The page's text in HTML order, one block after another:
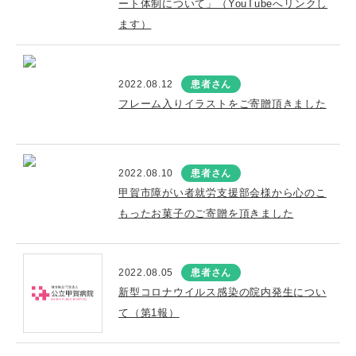
ート体制について」（YouTubeへリンクし
ます）
2022.08.12 患者さん
フレーム入りイラストをご寄贈頂きました
2022.08.10 患者さん
甲賀市障がい者就労支援部会様から心のこ
もったお菓子のご寄贈を頂きました
2022.08.05 患者さん
新型コロナウイルス感染の院内発生につい
て（第1報）